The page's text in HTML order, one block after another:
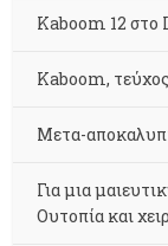
Kaboom 12
Kaboom,
Μετα-
Για μια
Ουτοπία και